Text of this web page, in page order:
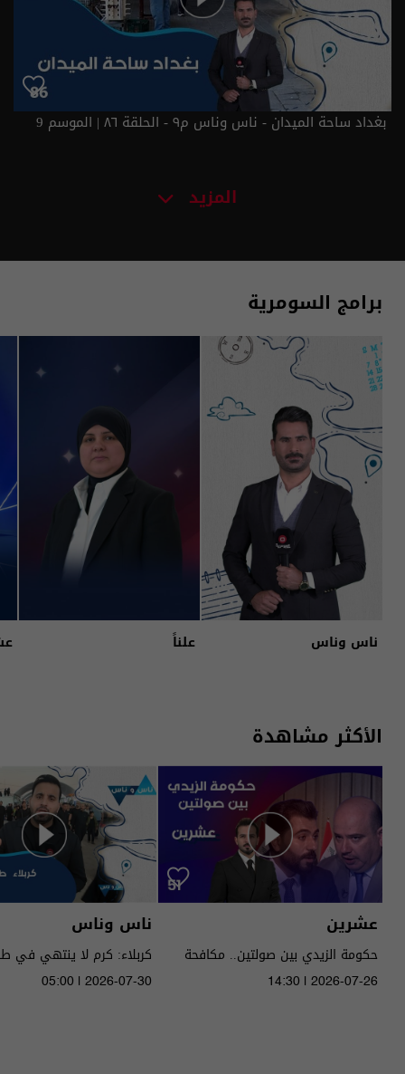
بغداد ساحة الميدان - ناس وناس م٩ - الحلقة ٨٦ | الموسم 9
المزيد
برامج السومرية
ناس وناس علناً
الأكثر مشاهدة
عشرين
حكومة الزيدي بين صولتين.. مكافحة
14:30 | 2026-07-26
ناس وناس
كربلاء: كرم لا ينتهي في
05:00 | 2026-07-30